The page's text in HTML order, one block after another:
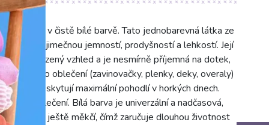
v čistě bílé barvě. Tato jednobarevná látka ze
výjimečnou jemností, prodyšností a lehkostí. Její
přirozený vzhled a je nesmírně příjemná na dotek,
dětského oblečení (zavinovačky, plenky, deky, overaly)
které poskytují maximální pohodlí v horkých dnech.
či povlečení. Bílá barva je univerzální a nadčasová,
se stává ještě měkčí, čímž zaručuje dlouhou životnost